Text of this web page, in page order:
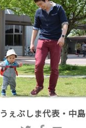
うぇぶしま代表・中島